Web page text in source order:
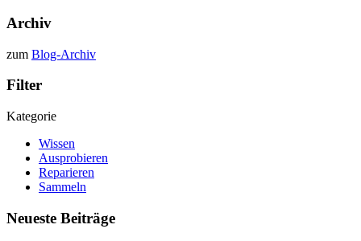
Archiv
zum Blog-Archiv
Filter
Kategorie
Wissen
Ausprobieren
Reparieren
Sammeln
Neueste Beiträge